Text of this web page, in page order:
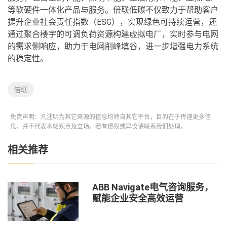
等软硬件一体化产品与服务。倍联低碳不仅致力于帮助客户
提升企业社会责任指数（ESG），实现绿色可持续运营，还
通过聚合楼宇的可调负荷资源构建虚拟电厂，实时参与电网
的需求侧响应，助力于电网削峰填谷，进一步增强电力系统
的稳定性。
倍联
免责声明：凡注明为其它来源的信息均转自其它平台，目的在于传递更多信
息，并不代表本站观点及立场。若有侵权或异议请联系我们处理。
相关推荐
ABB Navigate电气咨询服务，
赋能企业安全高效运营